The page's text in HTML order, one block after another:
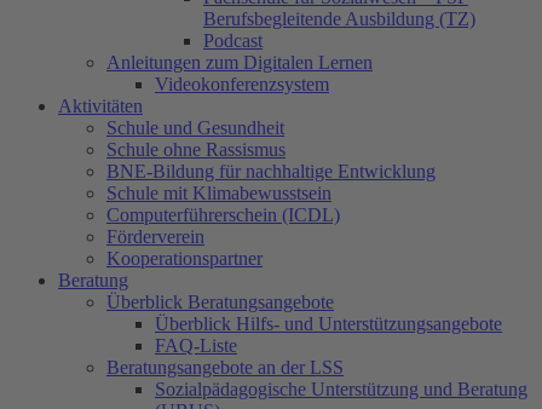
Berufsbegleitende Ausbildung (TZ)
Podcast
Anleitungen zum Digitalen Lernen
Videokonferenzsystem
Aktivitäten
Schule und Gesundheit
Schule ohne Rassismus
BNE-Bildung für nachhaltige Entwicklung
Schule mit Klimabewusstsein
Computerführerschein (ICDL)
Förderverein
Kooperationspartner
Beratung
Überblick Beratungsangebote
Überblick Hilfs- und Unterstützungsangebote
FAQ-Liste
Beratungsangebote an der LSS
Sozialpädagogische Unterstützung und Beratung